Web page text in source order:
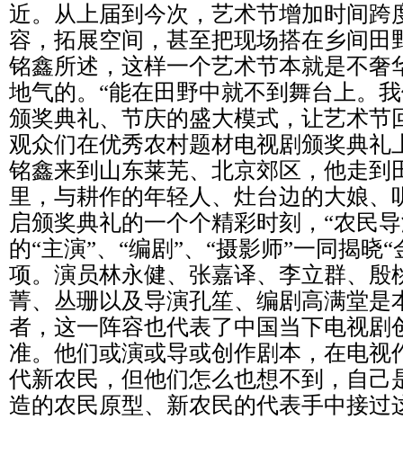
近。从上届到今次，艺术节增加时间跨
容，拓展空间，甚至把现场搭在乡间田
铭鑫所述，这样一个艺术节本就是不奢
地气的。“能在田野中就不到舞台上。
颁奖典礼、节庆的盛大模式，让艺术节
观众们在优秀农村题材电视剧颁奖典礼
铭鑫来到山东莱芜、北京郊区，他走到
里，与耕作的年轻人、灶台边的大娘、
启颁奖典礼的一个个精彩时刻，“农民
的“主演”、“编剧”、“摄影师”一同揭晓
项。演员林永健、张嘉译、李立群、殷
菁、丛珊以及导演孔笙、编剧高满堂是
者，这一阵容也代表了中国当下电视剧
准。他们或演或导或创作剧本，在电视
代新农民，但他们怎么也想不到，自己
造的农民原型、新农民的代表手中接过